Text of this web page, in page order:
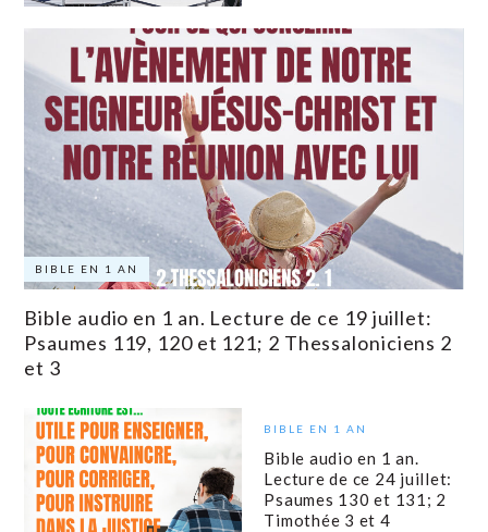
BIBLE EN 1 AN
Bible audio en 1 an. Lecture de ce 19 juillet:
Psaumes 119, 120 et 121; 2 Thessaloniciens 2
et 3
BIBLE EN 1 AN
Bible audio en 1 an.
Lecture de ce 24 juillet:
Psaumes 130 et 131; 2
Timothée 3 et 4